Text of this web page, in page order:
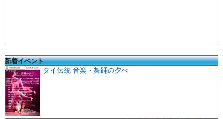
新着イベント
タイ伝統 音楽・舞踊の夕べ